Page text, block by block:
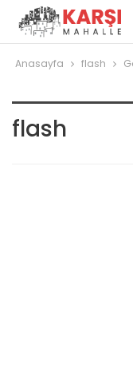
Anasayfa flash
flash